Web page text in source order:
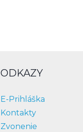
ODKAZY
E-Prihláška
Kontakty
Zvonenie